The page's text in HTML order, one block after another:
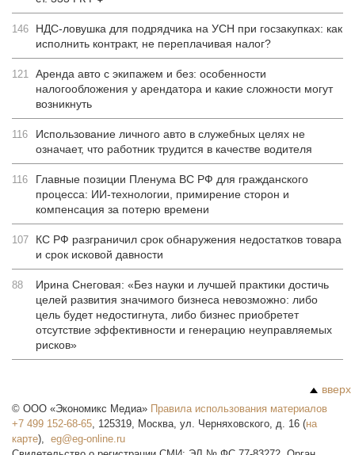
146
НДС-ловушка для подрядчика на УСН при госзакупках: как
исполнить контракт, не переплачивая налог?
121 Аренда авто с экипажем и без: особенности
налогообложения у арендатора и какие сложности могут
возникнуть
116
Использование личного авто в служебных целях не
означает, что работник трудится в качестве водителя
116
Главные позиции Пленума ВС РФ для гражданского
процесса: ИИ-технологии, примирение сторон и
компенсация за потерю времени
107
КС РФ разграничил срок обнаружения недостатков товара
и срок исковой давности
88
Ирина Снеговая: «Без науки и лучшей практики достичь
целей развития значимого бизнеса невозможно: либо
цель будет недостигнута, либо бизнес приобретет
отсутствие эффективности и генерацию неуправляемых
рисков»
вверх
© ООО «Экономикс Медиа» Правила использования материалов
+7 499 152-68-65, 125319, Москва, ул. Черняховского, д. 16 (на
карте),